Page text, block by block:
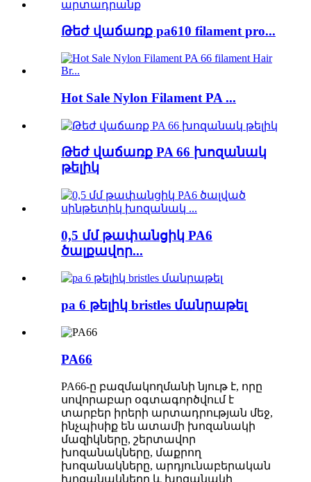
Թեժ վաճառք pa610 filament pro...
Hot Sale Nylon Filament PA ...
Թեժ վաճառք PA 66 խոզանակ
թելիկ
0,5 մմ թափանցիկ PA6
ծալքավոր...
pa 6 թելիկ bristles մանրաթել
PA66
PA66-ը բազմակողմանի նյութ է, որը
սովորաբար օգտագործվում է
տարբեր իրերի արտադրության մեջ,
ինչպիսիք են ատամի խոզանակի
մազիկները, շերտավոր
խոզանակները, մաքրող
խոզանակները, արդյունաբերական
խոզանակները և խոզանակի